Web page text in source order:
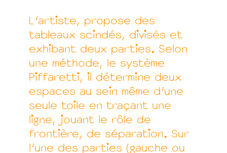
L'artiste, propose des
tableaux scindés, divisés et
exhibant deux parties. Selon
une méthode, le système
Piffaretti, il détermine deux
espaces au sein même d'une
seule toile en traçant une
ligne, jouant le rôle de
frontière, de séparation. Sur
l'une des parties (gauche ou